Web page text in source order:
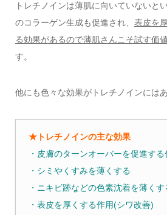
トレチノインは薄肌に向いていないと
のコラーゲン生成も促進され、 表皮を
る効果があるので薄肌さんこそ試す価
す。
他にも色々な効果がトレチノインにはあ
★トレチノインの主な効果
・皮膚のターンオーバーを促進する
・シミやくすみを薄くする
・ニキビ跡などの色素沈着を薄くす
・表皮を厚くする作用(シワ改善)